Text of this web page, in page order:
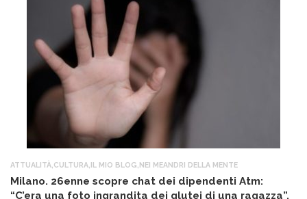
ATTUALITÀ CULTURA IL MIO BLOG NEI MEANDRI DELLA MENTE
Milano. 26enne scopre chat dei dipendenti Atm:
“C’era una foto ingrandita dei glutei di una ragazza”.